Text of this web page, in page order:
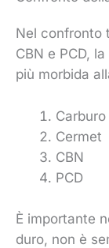
Nel confronto
CBN e PCD,
più morbida
Carburo
Cermet
CBN
PCD
È importante
duro, non è